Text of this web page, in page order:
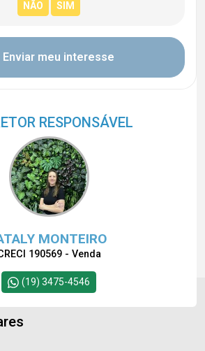
Enviar meu interesse
RESPONSÁVEL
MONTEIRO
190569 - Venda
(19) 3475-4546